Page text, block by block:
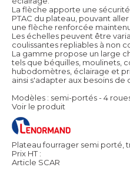
La flèche apporte une
PTAC du plateau, pouvant
une flèche renforcée
Les échelles peuvent être
coulissantes repliables à non
La gamme propose un large
tels que béquilles, moulinets,
hubodomètres, éclairage et
ainsi s'adapter aux besoins de
Modèles : semi-portés - 4
Voir le produit
Plateau fourrager semi porté,
Prix HT :
Article SCAR